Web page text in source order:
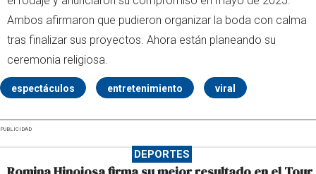
Ambos afirmaron que pudieron organizar la boda con calma
tras finalizar sus proyectos. Ahora están planeando su
ceremonia religiosa.
espectáculos entretenimiento viral
PUBLICIDAD
DEPORTES